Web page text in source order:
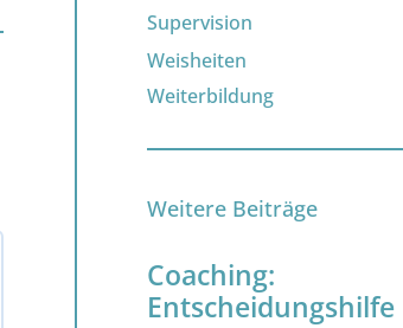
Supervision
Weisheiten
Weiterbildung
Weitere Beiträge
Coaching:
Entscheidungshilfe